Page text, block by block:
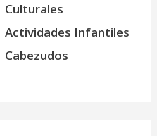
Culturales
Actividades Infantiles
Cabezudos